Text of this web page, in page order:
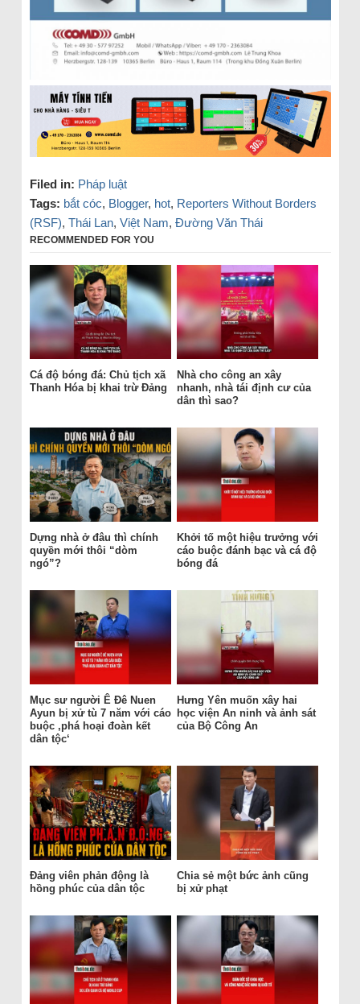
Filed in: Pháp luật
Tags: bắt cóc, Blogger, hot, Reporters Without Borders
(RSF), Thái Lan, Việt Nam, Đường Văn Thái
RECOMMENDED FOR YOU
Cá độ bóng đá: Chủ tịch xã
Thanh Hóa bị khai trừ Đảng
Nhà cho công an xây
nhanh, nhà tái định cư của
dân thì sao?
Dựng nhà ở đâu thì chính
quyền mới thôi “dòm
ngó”?
Khởi tố một hiệu trưởng với
cáo buộc đánh bạc và cá độ
bóng đá
Mục sư người Ê Đê Nuen
Ayun bị xử tù 7 năm với cáo
buộc ‚phá hoại đoàn kết
dân tộc‘
Hưng Yên muốn xây hai
học viện An ninh và ảnh sát
của Bộ Công An
Đảng viên phản động là
hồng phúc của dân tộc
Chia sẻ một bức ảnh cũng
bị xử phạt